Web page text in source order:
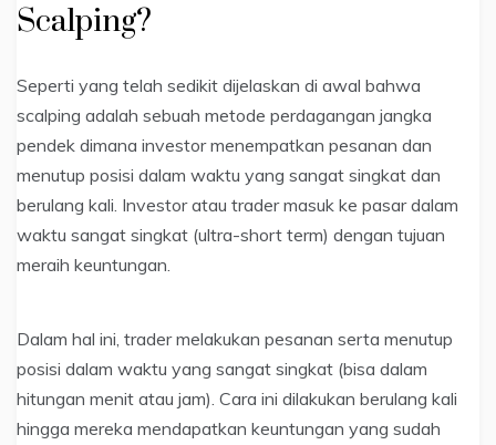
Scalping?
Seperti yang telah sedikit dijelaskan di awal bahwa
scalping adalah sebuah metode perdagangan jangka
pendek dimana investor menempatkan pesanan dan
menutup posisi dalam waktu yang sangat singkat dan
berulang kali. Investor atau trader masuk ke pasar dalam
waktu sangat singkat (ultra-short term) dengan tujuan
meraih keuntungan.
Dalam hal ini, trader melakukan pesanan serta menutup
posisi dalam waktu yang sangat singkat (bisa dalam
hitungan menit atau jam). Cara ini dilakukan berulang kali
hingga mereka mendapatkan keuntungan yang sudah